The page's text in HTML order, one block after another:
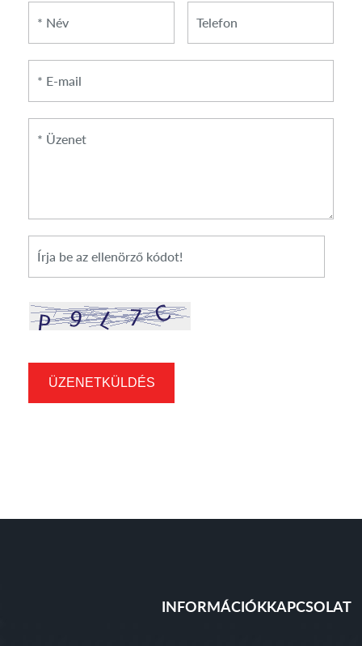
Név
mail
Üzenet
Cikkszám
ÜZENETKÜLDÉS
INFORMÁCIÓKKAPCSOLAT